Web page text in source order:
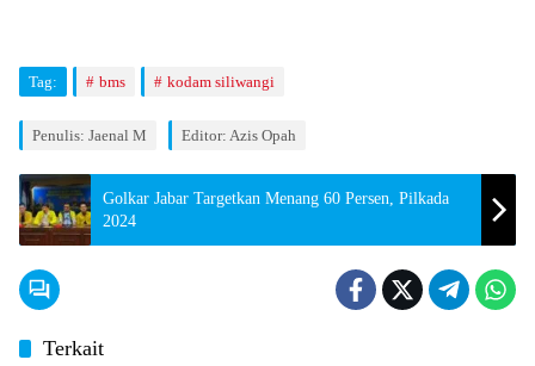
Tag: bms kodam siliwangi
Penulis: Jaenal M Editor: Azis Opah
Golkar Jabar Targetkan Menang 60 Persen, Pilkada
2024
Terkait